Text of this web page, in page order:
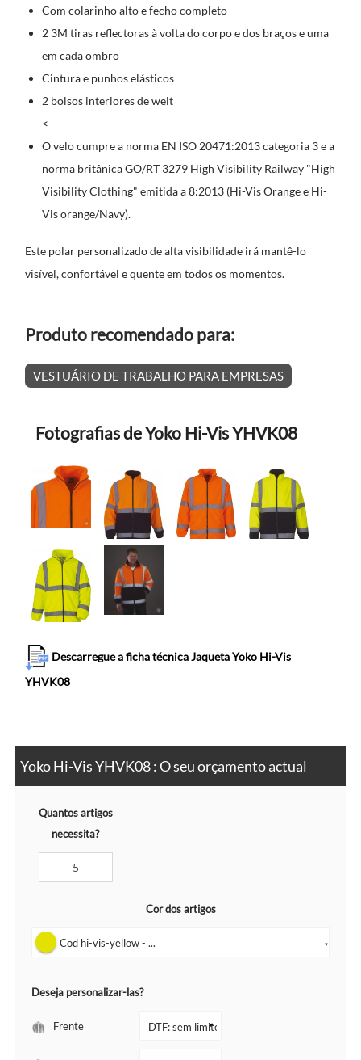
Com colarinho alto e fecho completo
2 3M tiras reflectoras à volta do corpo e dos braços e uma
em cada ombro
Cintura e punhos elásticos
2 bolsos interiores de welt
<
O velo cumpre a norma EN ISO 20471:2013 categoria 3 e a
norma britânica GO/RT 3279 High Visibility Railway "High
Visibility Clothing" emitida a 8:2013 (Hi-Vis Orange e Hi-
Vis orange/Navy).
Este polar personalizado de alta visibilidade irá mantê-lo
visível, confortável e quente em todos os momentos.
Produto recomendado para:
VESTUÁRIO DE TRABALHO PARA EMPRESAS
Fotografias de Yoko Hi-Vis YHVK08
Descarregue a ficha técnica Jaqueta Yoko Hi-Vis
YHVK08
Yoko Hi-Vis YHVK08 : O seu orçamento actual
Quantos artigos
necessita?
Cor dos artigos
Cod hi-vis-yellow - ... ▼
Deseja personalizar-las?
Frente